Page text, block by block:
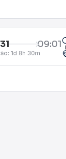
09:01
1d 8h 30m